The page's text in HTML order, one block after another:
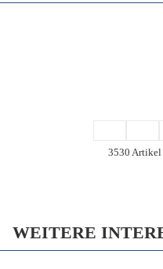
3530 Artikel
WEITERE